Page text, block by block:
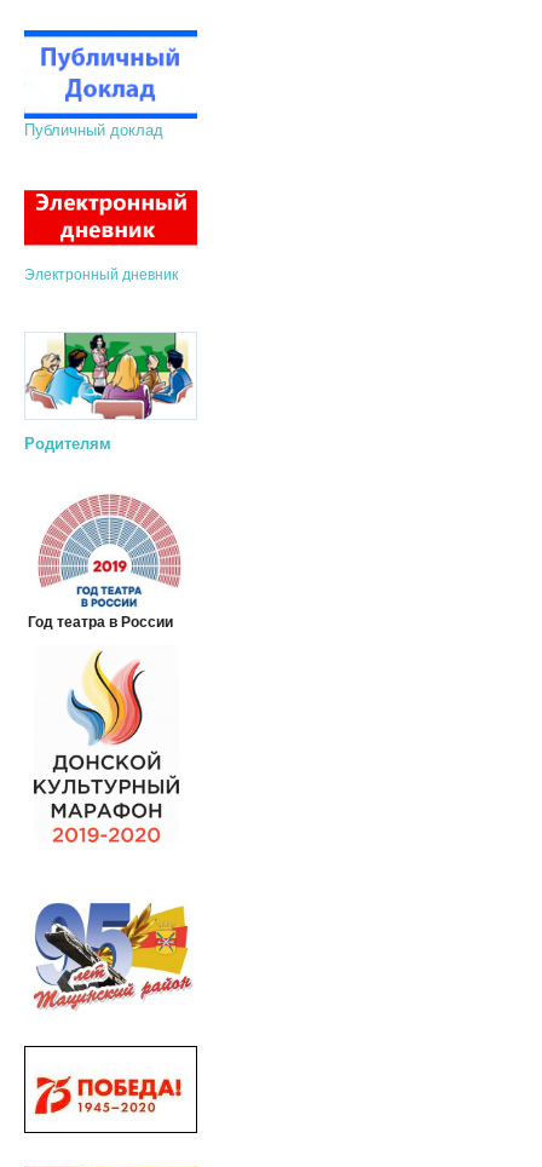
Публичный доклад
Электронный дневник
Родителям
Год театра в России